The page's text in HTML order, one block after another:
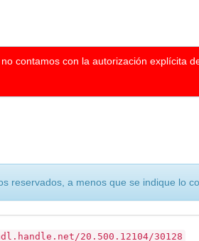
contamos con la autorización explícita
reservados, a menos que se indique lo
20.500.12104/30128